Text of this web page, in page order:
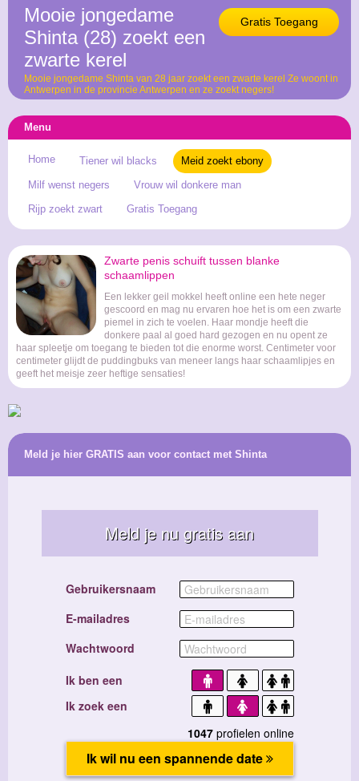
Gratis Toegang
Mooie jongedame
Shinta (28) zoekt een
zwarte kerel
Mooie jongedame Shinta van 28 jaar zoekt een zwarte kerel Ze woont in
Antwerpen in de provincie Antwerpen en ze zoekt negers!
Menu
Home Tiener wil blacks
Meid zoekt ebony
Milf wenst negers
Vrouw wil donkere man
Rijp zoekt zwart
Gratis Toegang
Zwarte penis schuift tussen blanke
schaamlippen
Een lekker geil mokkel heeft online een hete neger
gescoord en mag nu ervaren hoe het is om een zwarte
piemel in zich te voelen. Haar mondje heeft die
donkere paal al goed hard gezogen en nu opent ze
haar spleetje om toegang te bieden tot die enorme worst. Centimeter voor
centimeter glijdt de puddingbuks van meneer langs haar schaamlipjes en
geeft het meisje zeer heftige sensaties!
Meld je hier GRATIS aan voor contact met Shinta